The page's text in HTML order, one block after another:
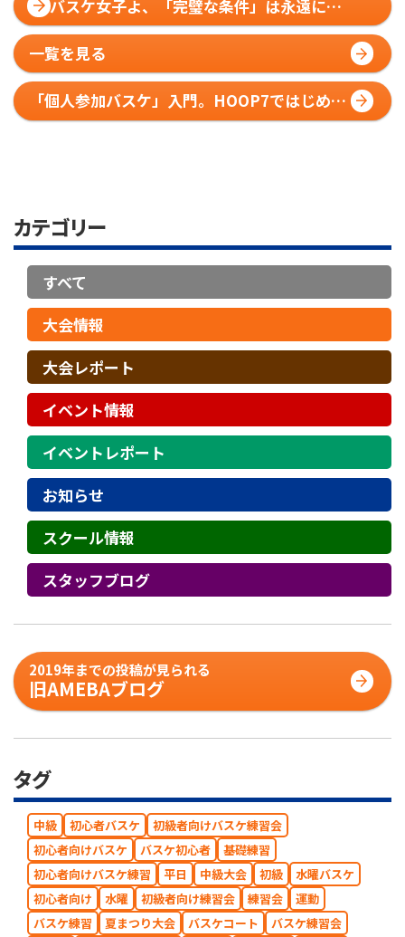
バスケ女子よ、「完璧な条件」は永遠に来
ない。今の自分のままHOOP7へ
一覧を見る
「個人参加バスケ」入門。HOOP7ではじめ
る、ゼロからの仲間づくり
カテゴリー
すべて
大会情報
大会レポート
イベント情報
イベントレポート
お知らせ
スクール情報
スタッフブログ
2019年までの投稿が見られる
旧AMEBAブログ
タグ
中級 初心者バスケ
初級者向けバスケ練習会
初心者向けバスケ
バスケ初心者
基礎練習
初心者向けバスケ練習
平日 中級大会 初級
水曜バスケ
初心者向け
水曜 初級者向け練習会 練習会
運動
バスケ練習
夏まつり大会 バスケコート
バスケ練習会